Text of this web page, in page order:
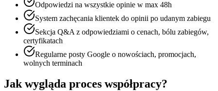
Odpowiedzi na wszystkie opinie w max 48h
System zachęcania klientek do opinii po udanym zabiegu
Sekcja Q&A z odpowiedziami o cenach, bólu zabiegów,
certyfikatach
Regularne posty Google o nowościach, promocjach,
wolnych terminach
Jak wygląda proces współpracy?